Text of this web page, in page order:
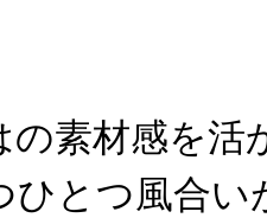
の素材感を活
ひとつ風合